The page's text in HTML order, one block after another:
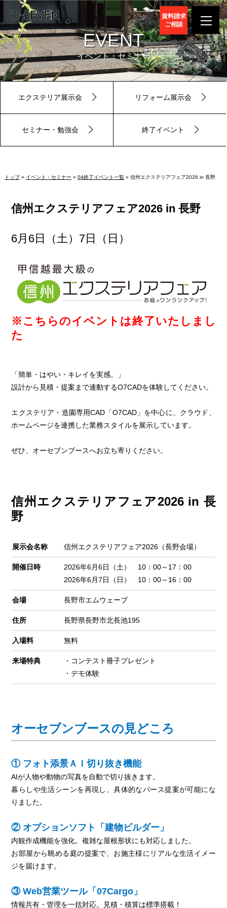
資料請求
ご相談
EVENT
イベント・セミナー
エクステリア展示会 リフォーム展示会
セミナー・勉強会 終了イベント
トップ» イベント・セミナー » 04終了イベント一覧» 信州エクステリアフェア2026 in 長野
信州エクステリアフェア2026 in 長野
6月6日（土）7日（日）
※こちらのイベントは終了いたしまし
た
「簡単・はやい・キレイを実感。」
設計から見積・提案まで連動するO7CADを体験してください。
エクステリア・造園専用CAD「O7CAD」を中心に、クラウド、
ホームページを連携した業務スタイルを展示しています。
ぜひ、オーセブンブースへお立ち寄りください。
信州エクステリアフェア2026 in 長
野
展示会名称 信州エクステリアフェア2026（長野会場）
開催日時
2026年6月6日（土） 10：00～17：00
2026年6月7日（日） 10：00～16：00
会場 長野市エムウェーブ
住所 長野県長野市北長池195
入場料 無料
来場特典
・コンテスト冊子プレゼント
・デモ体験
オーセブンブースの見どころ
① フォト添景ＡＩ切り抜き機能
AIが人物や動物の写真を自動で切り抜きます。
暮らしや生活シーンを再現し、具体的なパース提案が可能にな
りました。
② オプションソフト「建物ビルダー」
内観作成機能を強化。複雑な屋根形状にも対応しました。
お部屋から眺める庭の提案で、お施主様にリアルな生活イメー
ジを届けます。
③ Web営業ツール「07Cargo」
情報共有・管理を一括対応。見積・積算は標準搭載！